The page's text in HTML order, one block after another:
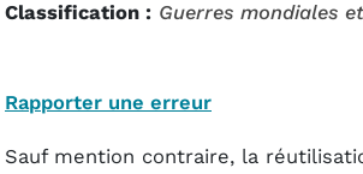
Classification : Guerres mondiales
Rapporter une erreur
Sauf mention contraire, la